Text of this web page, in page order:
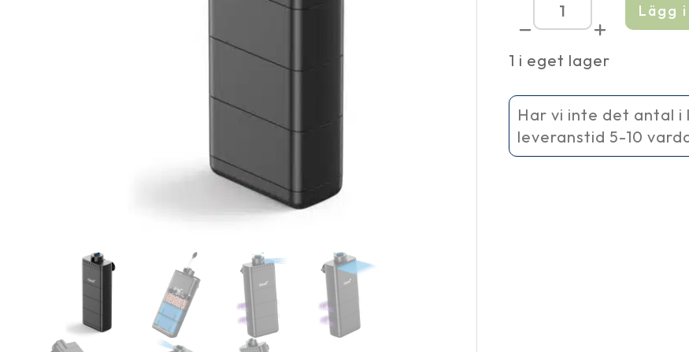
1 i eget lager
EcoFlow
100
Lägg
Har vi inte det antal i
leveranstid 5-10